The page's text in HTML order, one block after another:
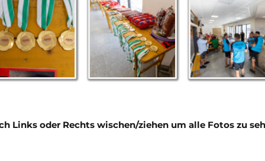
Links oder Rechts wischen/ziehen um alle Fotos zu